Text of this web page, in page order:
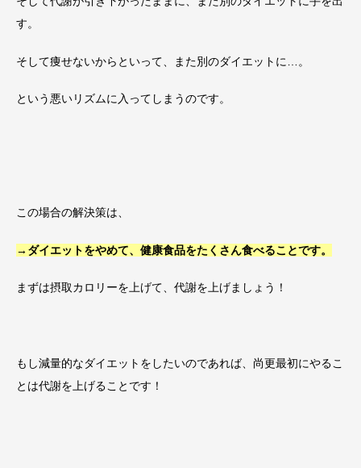
す。
そして痩せないからといって、また別のダイエットに…。
という悪いリズムに入ってしまうのです。
この場合の解決策は、
→ダイエットをやめて、健康食品をたくさん食べることです。
まずは摂取カロリーを上げて、代謝を上げましょう！
もし減量的なダイエットをしたいのであれば、尚更最初にやるこ
とは代謝を上げることです！